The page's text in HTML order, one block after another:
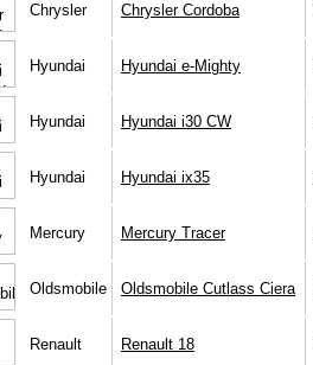
Chrysler Chrysler Cordoba
Hyundai Hyundai e-Mighty
Hyundai Hyundai i30 CW
Hyundai Hyundai ix35
Mercury Mercury Tracer
Oldsmobile Oldsmobile Cutlass Ciera
Renault Renault 18